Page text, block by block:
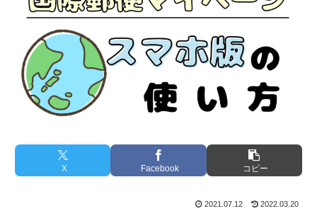
X Facebook コピー
2021.07.12 2022.03.20